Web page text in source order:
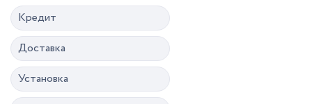
Кредит
Доставка
Установка